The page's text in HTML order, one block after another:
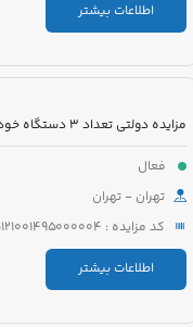
اطلاعات بیشتر
فعال
تهران - تهران
کد مزایده : 5121001495000004
اطلاعات بیشتر